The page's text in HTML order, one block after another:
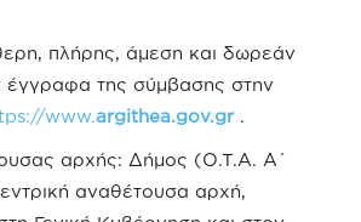
πλήρης, άμεση και δωρεάν
της σύμβασης στην
www.argithea.gov.gr .
αρχής: Δήμος (Ο.Τ.Α. Α΄
αναθέτουσα αρχή,